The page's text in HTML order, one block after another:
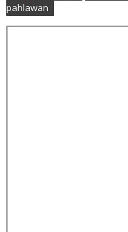
pahlawan